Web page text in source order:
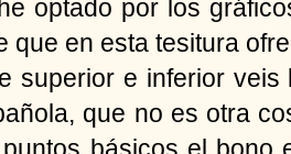
optado por los
que en esta tesitura
superior e inferior
que no es otra
básicos el bono